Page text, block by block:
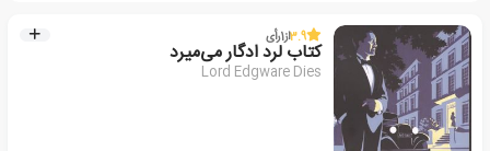
3.9از1رأی
کتاب لرد ادگار می‌میرد
Lord Edgware Dies